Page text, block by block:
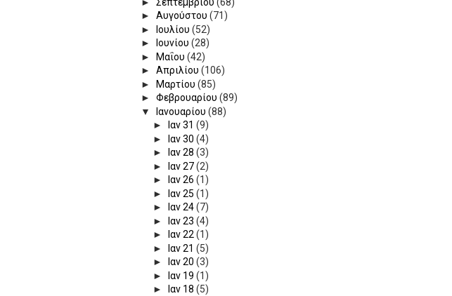
►Αυγούστου(71)
►
Ιουλίου(52)
►
Ιουνίου(28)
► Μαΐου(42)
►Απριλίου(106)
► Μαρτίου(85)
►Φεβρουαρίου(89)
▼
Ιανουαρίου(88)
►
Ιαν 31(9)
►
Ιαν 30(4)
►
Ιαν 28(3)
►
Ιαν 27(2)
►
Ιαν 26(1)
►
Ιαν 25(1)
►
Ιαν 24(7)
►
Ιαν 23(4)
►
Ιαν 22(1)
►
Ιαν 21(5)
►
Ιαν 20(3)
►
Ιαν 19(1)
►
Ιαν 18(5)